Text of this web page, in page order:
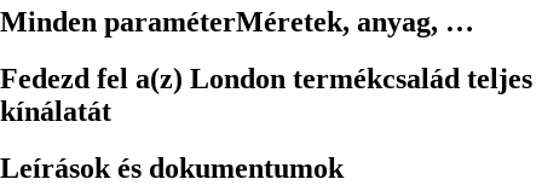
Minden paraméterMéretek, anyag, …
Fedezd fel a(z) London termékcsalád teljes
kínálatát
Leírások és dokumentumok